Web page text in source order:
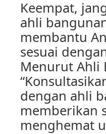
Keempat,
ahli
membantu
sesuai
Menurut Ahli
dengan ahli
memberikan
menghemat